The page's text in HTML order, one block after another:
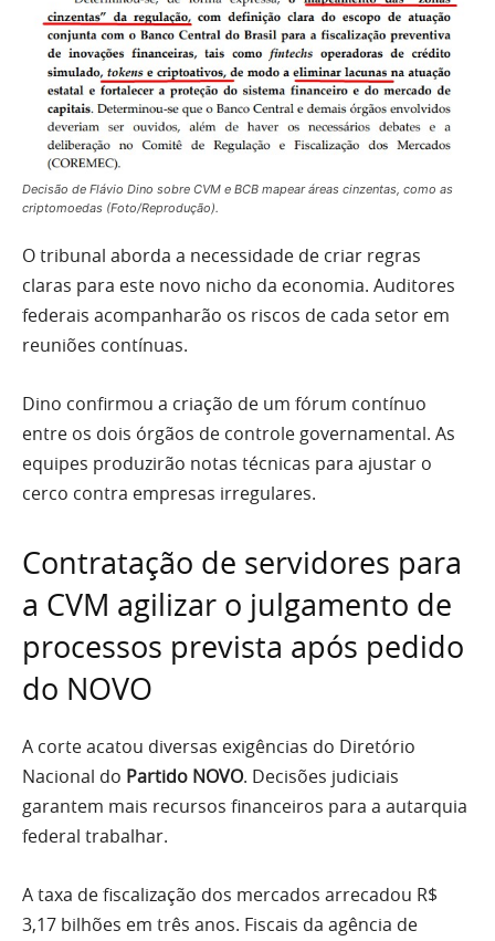
Decisão de Flávio Dino sobre CVM e BCB mapear áreas cinzentas, como as
criptomoedas (Foto/Reprodução).
O tribunal aborda a necessidade de criar regras
claras para este novo nicho da economia. Auditores
federais acompanharão os riscos de cada setor em
reuniões contínuas.
Dino confirmou a criação de um fórum contínuo
entre os dois órgãos de controle governamental. As
equipes produzirão notas técnicas para ajustar o
cerco contra empresas irregulares.
Contratação de servidores para
a CVM agilizar o julgamento de
processos prevista após pedido
do NOVO
A corte acatou diversas exigências do Diretório
Nacional do Partido NOVO. Decisões judiciais
garantem mais recursos financeiros para a autarquia
federal trabalhar.
A taxa de fiscalização dos mercados arrecadou R$
3,17 bilhões em três anos. Fiscais da agência de